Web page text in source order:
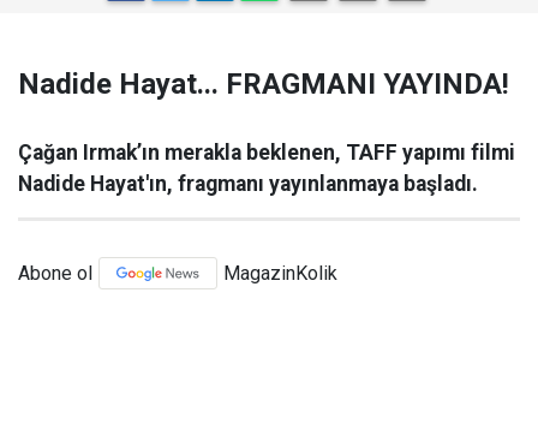
Nadide Hayat... FRAGMANI YAYINDA!
Çağan Irmak’ın merakla beklenen, TAFF yapımı filmi
Nadide Hayat'ın, fragmanı yayınlanmaya başladı.
Abone ol MagazinKolik